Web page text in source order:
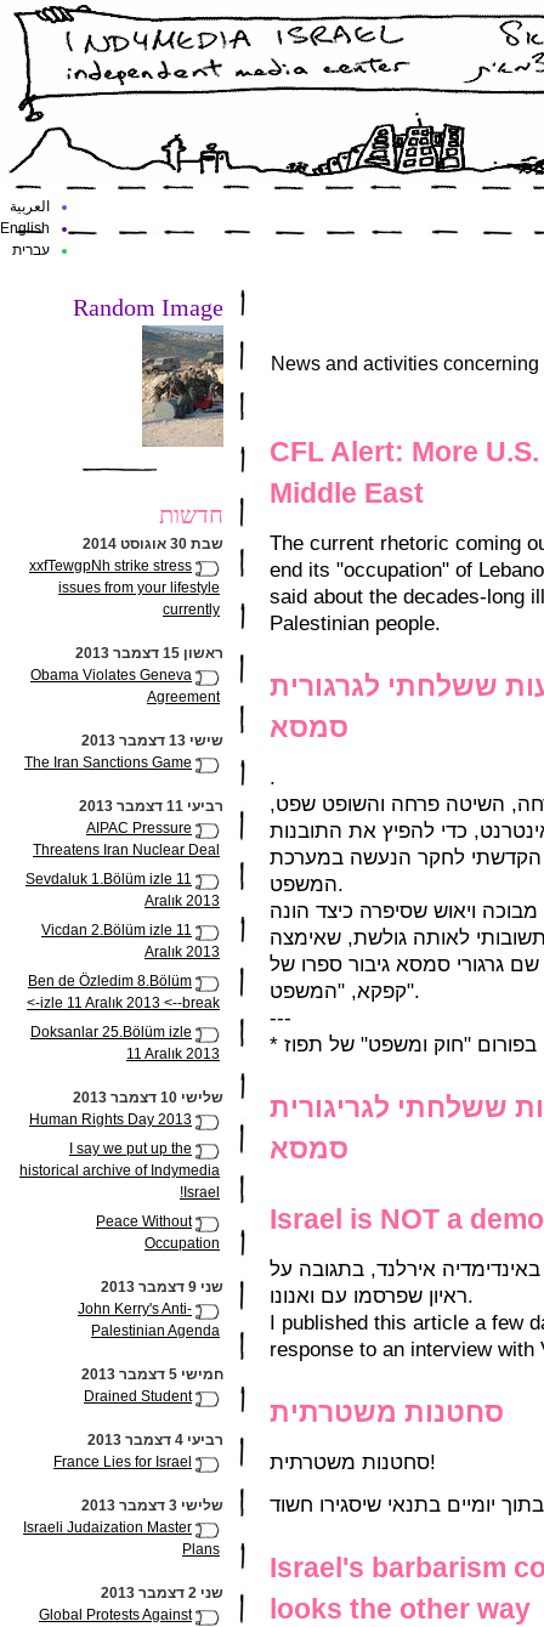
العربية
English
עברית
News and activities
CFL Alert: More
Middle East
The current rhetoric coming
end its "occupation" of
said about the decades-long
Palestinian people.
ששלחתי לגרגורית
סמסא
.
השיטה פרחה והשופט שפט,
כדי להפיץ את התובנות
4 שנים שאותן הקדשתי לחקר הנעשה במערכת
המשפט.
ויאוש שסיפרה כיצד הונה
לאותה גולשת, שאימצה
גרגורי סמסא גיבור ספרו של
קפקא, "המשפט".
---
* בפורום "חוק ומשפט" של תפוז
ששלחתי לגריגורית
סמסא
Israel is NOT a
אירלנד, בתגובה על
ראיון שפרסמו עם ואנונו.
I published this article a few
response to an interview with
סחטנות משטרתית
סחטנות משטרתית!
Israel's barbarism
looks the other way
Random Image
חדשות
שבת 30 אוגוסט 2014
xxfTewgpNh strike stress
issues from your lifestyle
currently
ראשון 15 דצמבר 2013
Obama Violates Geneva
Agreement
שישי 13 דצמבר 2013
The Iran Sanctions Game
רביעי 11 דצמבר 2013
AIPAC Pressure
Threatens Iran Nuclear Deal
Sevdaluk 1.Bölüm izle 11
Aralık 2013
Vicdan 2.Bölüm izle 11
Aralık 2013
Ben de Özledim 8.Bölüm
izle 11 Aralık 2013 <--break->
Doksanlar 25.Bölüm izle
11 Aralık 2013
שלישי 10 דצמבר 2013
Human Rights Day 2013
I say we put up the
historical archive of Indymedia
Israel!
Peace Without
Occupation
שני 9 דצמבר 2013
John Kerry's Anti-
Palestinian Agenda
חמישי 5 דצמבר 2013
Drained Student
רביעי 4 דצמבר 2013
France Lies for Israel
שלישי 3 דצמבר 2013
Israeli Judaization Master
Plans
שני 2 דצמבר 2013
Global Protests Against